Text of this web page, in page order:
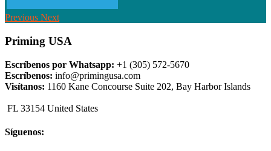
Previous Next
Priming USA
Escríbenos por Whatsapp: +1 (305) 572-5670
Escríbenos: info@primingusa.com
Visítanos: 1160 Kane Concourse Suite 202, Bay Harbor Islands
FL 33154 United States
Síguenos: